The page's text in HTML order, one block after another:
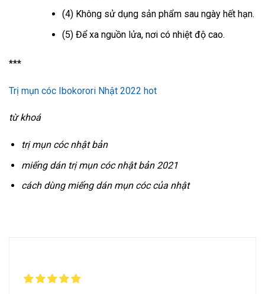
(4) Không sử dụng sản phẩm sau ngày hết hạn.
(5) Để xa nguồn lửa, nơi có nhiệt độ cao.
***
Trị mụn cóc Ibokorori Nhật 2022 hot
từ khoá
trị mụn cóc nhật bản
miếng dán trị mụn cóc nhật bản 2021
cách dùng miếng dán mụn cóc của nhật